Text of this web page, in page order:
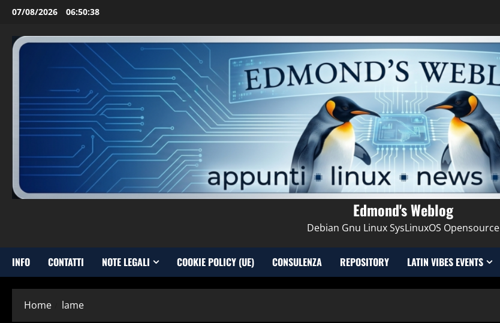
Vai
contenuto
07/08/2026 06:50:39
Edmond's Weblog
Debian Gnu Linux SysLinuxOS Opensource
INFO CONTATTI NOTE LEGALI COOKIE POLICY (UE) CONSULENZA REPOSITORY LATIN VIBES EVENTS
Home lame